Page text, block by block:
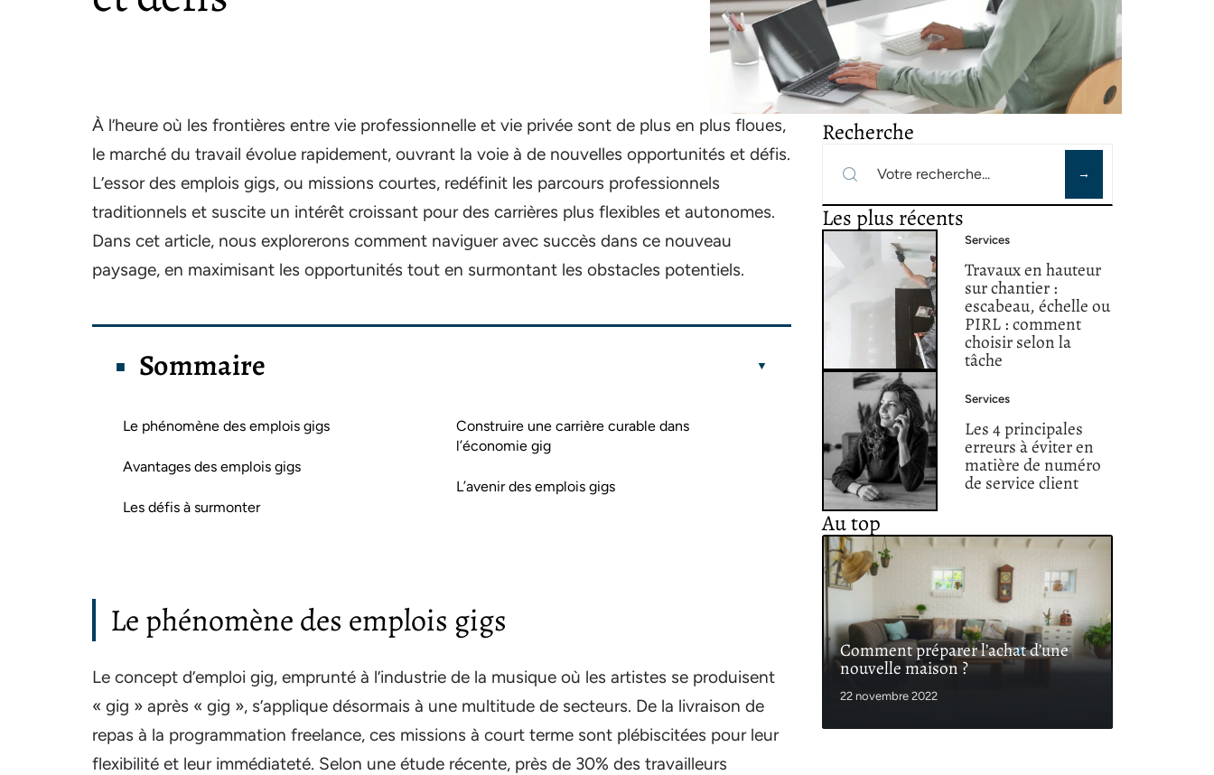
À l’heure où les frontières entre vie professionnelle et vie privée sont de plus en plus floues,
le marché du travail évolue rapidement, ouvrant la voie à de nouvelles opportunités et défis.
L’essor des emplois gigs, ou missions courtes, redéfinit les parcours professionnels
traditionnels et suscite un intérêt croissant pour des carrières plus flexibles et autonomes.
Dans cet article, nous explorerons comment naviguer avec succès dans ce nouveau
paysage, en maximisant les opportunités tout en surmontant les obstacles potentiels.
Sommaire
Le phénomène des emplois gigs
Avantages des emplois gigs
Les défis à surmonter
Construire une carrière curable dans
l’économie gig
L’avenir des emplois gigs
Le phénomène des emplois gigs
Le concept d’emploi gig, emprunté à l’industrie de la musique où les artistes se produisent
« gig » après « gig », s’applique désormais à une multitude de secteurs. De la livraison de
repas à la programmation freelance, ces missions à court terme sont plébiscitées pour leur
flexibilité et leur immédiateté. Selon une étude récente, près de 30% des travailleurs
Recherche
Les plus récents
Services
Travaux en hauteur
sur chantier :
escabeau, échelle ou
PIRL : comment
choisir selon la
tâche
Services
Les 4 principales
erreurs à éviter en
matière de numéro
de service client
Au top
Comment préparer l’achat d’une
nouvelle maison ?
22 novembre 2022